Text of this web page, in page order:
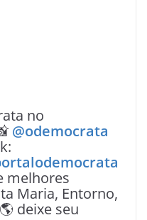
no
@odemocrata
melhores
Maria, Entorno,
deixe seu